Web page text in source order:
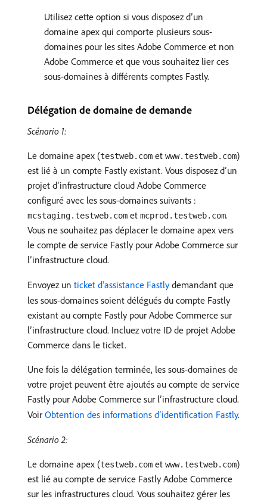
Utilisez cette option si vous disposez d’un
domaine apex qui comporte plusieurs sous-
domaines pour les sites Adobe Commerce et non
Adobe Commerce et que vous souhaitez lier ces
sous-domaines à différents comptes Fastly.
Délégation de domaine de demande
Scénario 1:
Le domaine apex (testweb.com et www.testweb.com)
est lié à un compte Fastly existant. Vous disposez d’un
projet d’infrastructure cloud Adobe Commerce
configuré avec les sous-domaines suivants :
mcstaging.testweb.com et mcprod.testweb.com.
Vous ne souhaitez pas déplacer le domaine apex vers
le compte de service Fastly pour Adobe Commerce sur
l’infrastructure cloud.
Envoyez un ticket d’assistance Fastlydemandant que
les sous-domaines soient délégués du compte Fastly
existant au compte Fastly pour Adobe Commerce sur
l’infrastructure cloud. Incluez votre ID de projet Adobe
Commerce dans le ticket.
Une fois la délégation terminée, les sous-domaines de
votre projet peuvent être ajoutés au compte de service
Fastly pour Adobe Commerce sur l’infrastructure cloud.
Voir Obtention des informations d’identification Fastly.
Scénario 2:
Le domaine apex (testweb.com et www.testweb.com)
est lié au compte de service Fastly Adobe Commerce
sur les infrastructures cloud. Vous souhaitez gérer les